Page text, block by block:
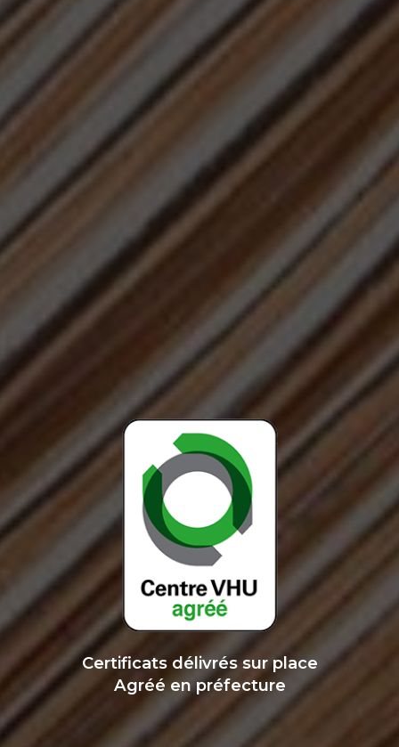
Certificats délivrés sur place
Agréé en préfecture